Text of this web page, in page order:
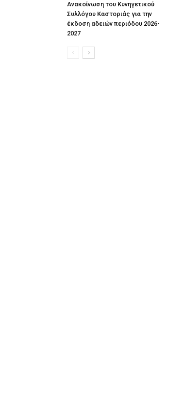
Ανακοίνωση του Κυνηγετικού
Συλλόγου Καστοριάς για την
έκδοση αδειών περιόδου 2026-
2027